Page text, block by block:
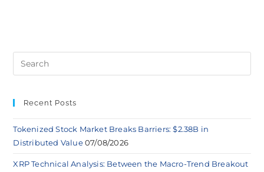
Recent Posts
Tokenized Stock Market Breaks Barriers: $2.38B in
Distributed Value 07/08/2026
XRP Technical Analysis: Between the Macro-Trend Breakout